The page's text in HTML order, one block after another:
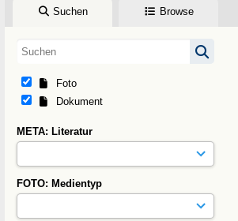
Suchen Browse
Foto
Dokument
META: Literatur
FOTO: Medientyp